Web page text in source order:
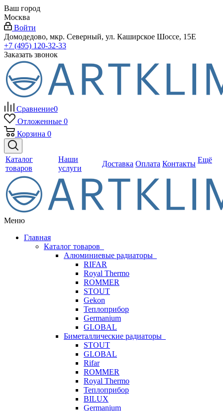
Ваш город
Москва
Войти
Домодедово, мкр. Северный, ул. Каширское Шоссе, 15Е
+7 (495) 120-32-33
Заказать звонок
Сравнение0
Отложенные 0
Корзина 0
Каталог
товаров
Наши
услуги
Доставка Оплата Контакты Ещё
Меню
Главная
Каталог товаров
Алюминиевые радиаторы
RIFAR
Royal Thermo
ROMMER
STOUT
Gekon
Теплоприбор
Germanium
GLOBAL
Биметаллические радиаторы
STOUT
GLOBAL
Rifar
ROMMER
Royal Thermo
Теплоприбор
BILUX
Germanium